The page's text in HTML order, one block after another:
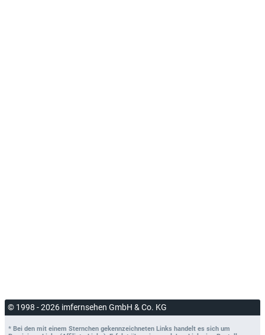
© 1998 - 2026 imfernsehen GmbH & Co. KG
* Bei den mit einem Sternchen gekennzeichneten Links handelt es sich um